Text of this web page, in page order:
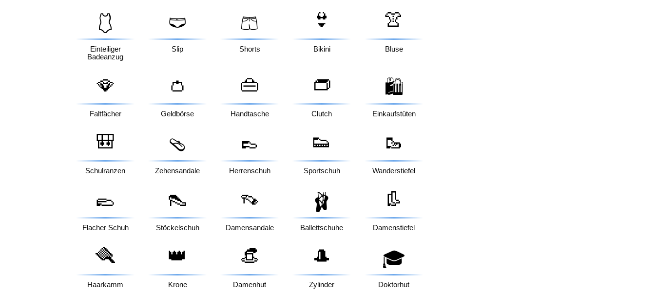
🩱
Einteiliger
Badeanzug
🩲
Slip
🩳
Shorts
👙
Bikini
👚
Bluse
🪭
Faltfächer
👛
Geldbörse
👜
Handtasche
👝
Clutch
🛍️
Einkaufstüten
🎒
Schulranzen
🩴
Zehensandale
👞
Herrenschuh
👟
Sportschuh
🥾
Wanderstiefel
🥿
Flacher Schuh
👠
Stöckelschuh
👡
Damensandale
🩰
Ballettschuhe
👢
Damenstiefel
🪮
Haarkamm
👑
Krone
👒
Damenhut
🎩
Zylinder
🎓
Doktorhut